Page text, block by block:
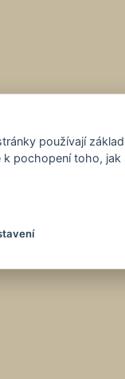
používají
pochopení toho,